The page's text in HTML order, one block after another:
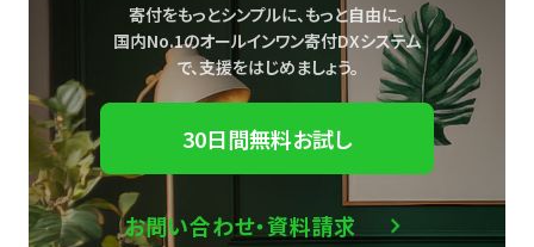
寄付をもっとシンプルに、もっと自由に。
国内No.1のオールインワン寄付DXシステム
で、支援をはじめましょう。
30日間無料お試し
お問い合わせ・資料請求